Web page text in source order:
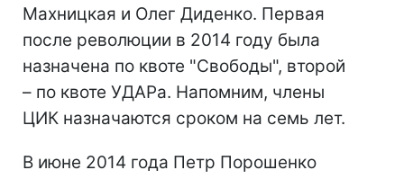
Махницкая и Олег Диденко. Первая
после революции в 2014 году была
назначена по квоте "Свободы", второй
– по квоте УДАРа. Напомним, члены
ЦИК назначаются сроком на семь лет.
В июне 2014 года Петр Порошенко